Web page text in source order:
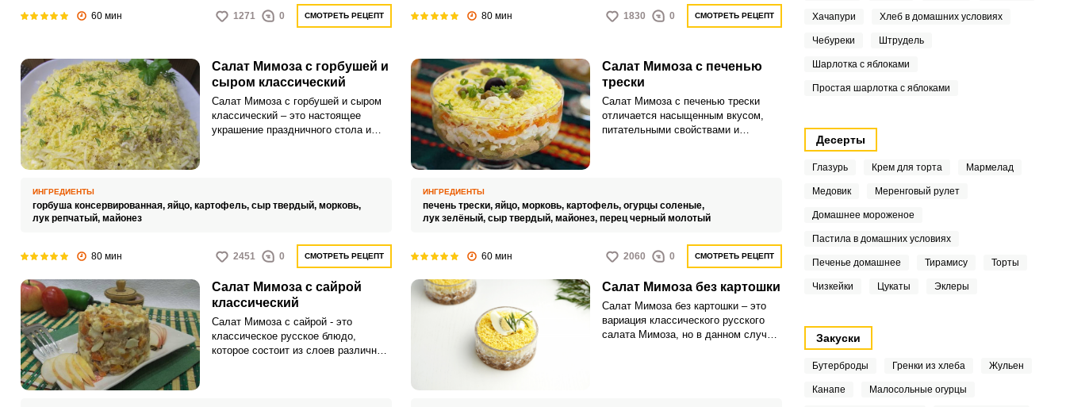
60 мин 1271 0 СМОТРЕТЬ РЕЦЕПТ 80 мин 1830 0 СМОТРЕТЬ РЕЦЕПТ
Салат Мимоза с горбушей и
сыром классический
Салат Мимоза с горбушей и сыром
классический – это настоящее
украшение праздничного стола и
питательной.
ИНГРЕДИЕНТЫ
горбуша консервированная, яйцо, картофель, сыр твердый, морковь,
лук репчатый, майонез
80 мин 2451 0 СМОТРЕТЬ РЕЦЕПТ
Салат Мимоза с печенью
трески
Салат Мимоза с печенью трески
отличается насыщенным вкусом,
питательными свойствами и
ИНГРЕДИЕНТЫ
печень трески, яйцо, морковь, картофель, огурцы соленые,
лук зелёный, сыр твердый, майонез, перец черный молотый
60 мин 2060 0 СМОТРЕТЬ РЕЦЕПТ
Салат Мимоза с сайрой
классический
Салат Мимоза с сайрой - это
классическое русское блюдо,
которое состоит из слоев различных
Салат Мимоза без картошки
Салат Мимоза без картошки – это
вариация классического русского
салата Мимоза, но в данном случае
Хачапури Хлеб в домашних условиях
Чебуреки Штрудель
Шарлотка с яблоками
Простая шарлотка с яблоками
Десерты
Глазурь Крем для торта Мармелад
Медовик Меренговый рулет
Домашнее мороженое
Пастила в домашних условиях
Печенье домашнее Тирамису Торты
Чизкейки Цукаты Эклеры
Закуски
Бутерброды Гренки из хлеба Жульен
Канапе Малосольные огурцы
ВХОД НА САЙТ РЕГИСТРАЦИЯ
с помощью социальных сетей: